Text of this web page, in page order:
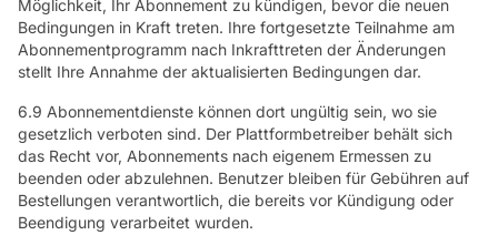
Möglichkeit, Ihr Abonnement zu kündigen, bevor die neuen
Bedingungen in Kraft treten. Ihre fortgesetzte Teilnahme am
Abonnementprogramm nach Inkrafttreten der Änderungen
stellt Ihre Annahme der aktualisierten Bedingungen dar.
6.9 Abonnementdienste können dort ungültig sein, wo sie
gesetzlich verboten sind. Der Plattformbetreiber behält sich
das Recht vor, Abonnements nach eigenem Ermessen zu
beenden oder abzulehnen. Benutzer bleiben für Gebühren auf
Bestellungen verantwortlich, die bereits vor Kündigung oder
Beendigung verarbeitet wurden.